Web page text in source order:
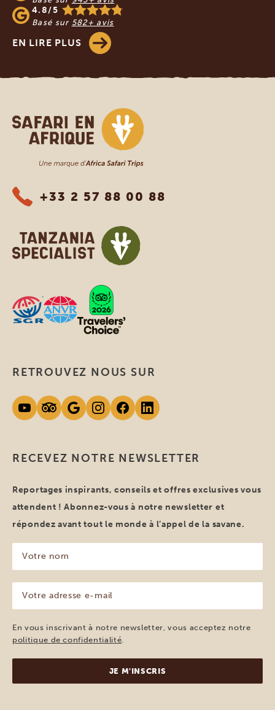
4.8/5
Basé sur 582+ avis
EN LIRE PLUS
Safari en Afrique
+33 2 57 88 00 88
RECEVEZ NOTRE NEWSLETTER
Reportages inspirants, conseils et offres exclusives vous
attendent ! Abonnez-vous à notre newsletter et
répondez avant tout le monde à l’appel de la savane.
nom
(Nécessaire)
adresse
e-
mail
(Nécessaire)
En vous inscrivant à notre newsletter, vous acceptez notre
politique de confidentialité
RETROUVEZ NOUS SUR